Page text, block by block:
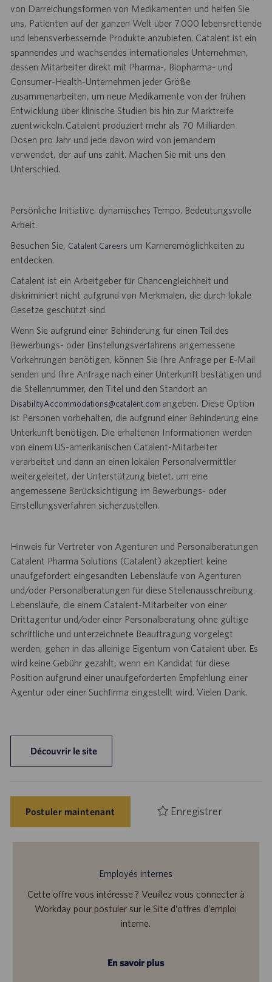
von Darreichungsformen von Medikamenten und helfen Sie
uns, Patienten auf der ganzen Welt über 7.000 lebensrettende
und lebensverbessernde Produkte anzubieten. Catalent ist ein
spannendes und wachsendes internationales Unternehmen,
dessen Mitarbeiter direkt mit Pharma-, Biopharma- und
Consumer-Health-Unternehmen jeder Größe
zusammenarbeiten, um neue Medikamente von der frühen
Entwicklung über klinische Studien bis hin zur Marktreife
zuentwickeln. Catalent produziert mehr als 70 Milliarden
Dosen pro Jahr und jede davon wird von jemandem
verwendet, der auf uns zählt. Machen Sie mit uns den
Unterschied.
Persönliche Initiative. dynamisches Tempo. Bedeutungsvolle
Arbeit.
Besuchen Sie, Catalent Careers um Karrieremöglichkeiten zu
entdecken.
Catalent ist ein Arbeitgeber für Chancengleichheit und
diskriminiert nicht aufgrund von Merkmalen, die durch lokale
Gesetze geschützt sind.
Wenn Sie aufgrund einer Behinderung für einen Teil des
Bewerbungs- oder Einstellungsverfahrens angemessene
Vorkehrungen benötigen, können Sie Ihre Anfrage per E-Mail
senden und Ihre Anfrage nach einer Unterkunft bestätigen und
die Stellennummer, den Titel und den Standort an
DisabilityAccommodations@catalent.com angeben. Diese Option
ist Personen vorbehalten, die aufgrund einer Behinderung eine
Unterkunft benötigen. Die erhaltenen Informationen werden
von einem US-amerikanischen Catalent-Mitarbeiter
verarbeitet und dann an einen lokalen Personalvermittler
weitergeleitet, der Unterstützung bietet, um eine
angemessene Berücksichtigung im Bewerbungs- oder
Einstellungsverfahren sicherzustellen.
Hinweis für Vertreter von Agenturen und Personalberatungen
Catalent Pharma Solutions (Catalent) akzeptiert keine
unaufgefordert eingesandten Lebensläufe von Agenturen
und/oder Personalberatungen für diese Stellenausschreibung.
Lebensläufe, die einem Catalent-Mitarbeiter von einer
Drittagentur und/oder einer Personalberatung ohne gültige
schriftliche und unterzeichnete Beauftragung vorgelegt
werden, gehen in das alleinige Eigentum von Catalent über. Es
wird keine Gebühr gezahlt, wenn ein Kandidat für diese
Position aufgrund einer unaufgeforderten Empfehlung einer
Agentur oder einer Suchfirma eingestellt wird. Vielen Dank.
Découvrir le site
Postuler maintenant Enregistrer
Employés internes
Cette offre vous intéresse ? Veuillez vous connecter à
Workday pour postuler sur le Site d’offres d’emploi
interne.
En savoir plus